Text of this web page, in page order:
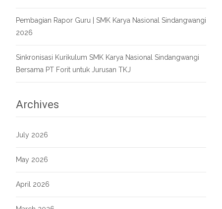
Pembagian Rapor Guru | SMK Karya Nasional Sindangwangi
2026
Sinkronisasi Kurikulum SMK Karya Nasional Sindangwangi
Bersama PT Forit untuk Jurusan TKJ
Archives
July 2026
May 2026
April 2026